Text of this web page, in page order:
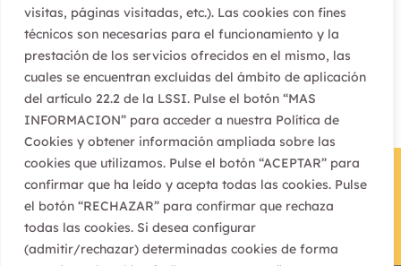
visitas, páginas visitadas, etc.). Las cookies con fines
técnicos son necesarias para el funcionamiento y la
prestación de los servicios ofrecidos en el mismo, las
cuales se encuentran excluidas del ámbito de aplicación
del artículo 22.2 de la LSSI. Pulse el botón “MAS
INFORMACION” para acceder a nuestra Política de
Cookies y obtener información ampliada sobre las
cookies que utilizamos. Pulse el botón “ACEPTAR” para
confirmar que ha leído y acepta todas las cookies. Pulse
el botón “RECHAZAR” para confirmar que rechaza
todas las cookies. Si desea configurar
(admitir/rechazar) determinadas cookies de forma
Ver más